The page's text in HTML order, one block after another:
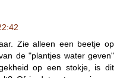
Zie alleen een beetje op
de "plantjes water geven"
op een stokje, is dit